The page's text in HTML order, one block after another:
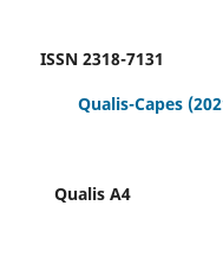
ISSN 2318-7131
Qualis-Capes
Qualis A4